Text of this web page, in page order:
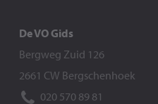
De VO Gids
Bergweg Zuid 126
2661 CW Bergschenhoek
020 570 89 81